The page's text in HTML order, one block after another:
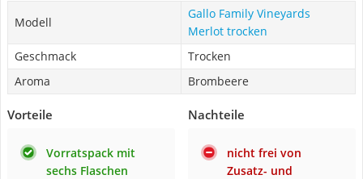
Modell
Gallo Family Vineyards
Merlot trocken
Geschmack
Trocken
Aroma
Brombeere
Vorteile
Vorratspack mit
sechs Flaschen
Nachteile
nicht frei von
Zusatz- und